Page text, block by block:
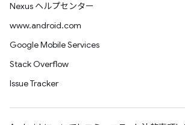
Nexus ヘルプセンター
www.android.com
Google Mobile Services
Stack Overflow
Issue Tracker